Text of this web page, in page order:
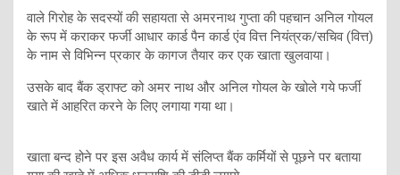
वाले गिरोह के सदस्यों की सहायता से अमरनाथ गुप्ता की पहचान अनिल गोयल
के रूप में कराकर फर्जी आधार कार्ड पैन कार्ड एंव वित्त नियंत्रक/सचिव (वित्त)
के नाम से विभिन्न प्रकार के कागज तैयार कर एक खाता खुलवाया।
उसके बाद बैंक ड्राफ्ट को अमर नाथ और अनिल गोयल के खोले गये फर्जी
खाते में आहरित करने के लिए लगाया गया था।
खाता बन्द होने पर इस अवैध कार्य में संलिप्त बैंक कर्मियों से पूछने पर बताया